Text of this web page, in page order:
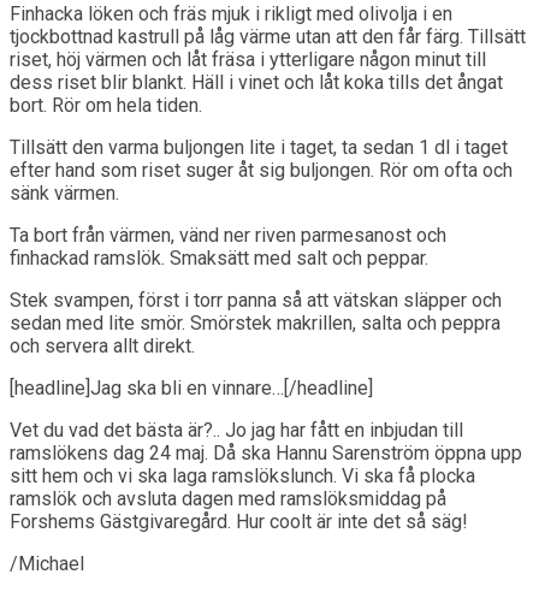
Finhacka löken och fräs mjuk i rikligt med olivolja i en
tjockbottnad kastrull på låg värme utan att den får färg. Tillsätt
riset, höj värmen och låt fräsa i ytterligare någon minut till
dess riset blir blankt. Häll i vinet och låt koka tills det ångat
bort. Rör om hela tiden.
Tillsätt den varma buljongen lite i taget, ta sedan 1 dl i taget
efter hand som riset suger åt sig buljongen. Rör om ofta och
sänk värmen.
Ta bort från värmen, vänd ner riven parmesanost och
finhackad ramslök. Smaksätt med salt och peppar.
Stek svampen, först i torr panna så att vätskan släpper och
sedan med lite smör. Smörstek makrillen, salta och peppra
och servera allt direkt.
[headline]Jag ska bli en vinnare…[/headline]
Vet du vad det bästa är?.. Jo jag har fått en inbjudan till
ramslökens dag 24 maj. Då ska Hannu Sarenström öppna upp
sitt hem och vi ska laga ramslökslunch. Vi ska få plocka
ramslök och avsluta dagen med ramslöksmiddag på
Forshems Gästgivaregård. Hur coolt är inte det så säg!
/Michael